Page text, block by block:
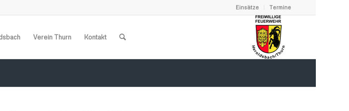
Einsätze Termine
Verein Thurn Kontakt